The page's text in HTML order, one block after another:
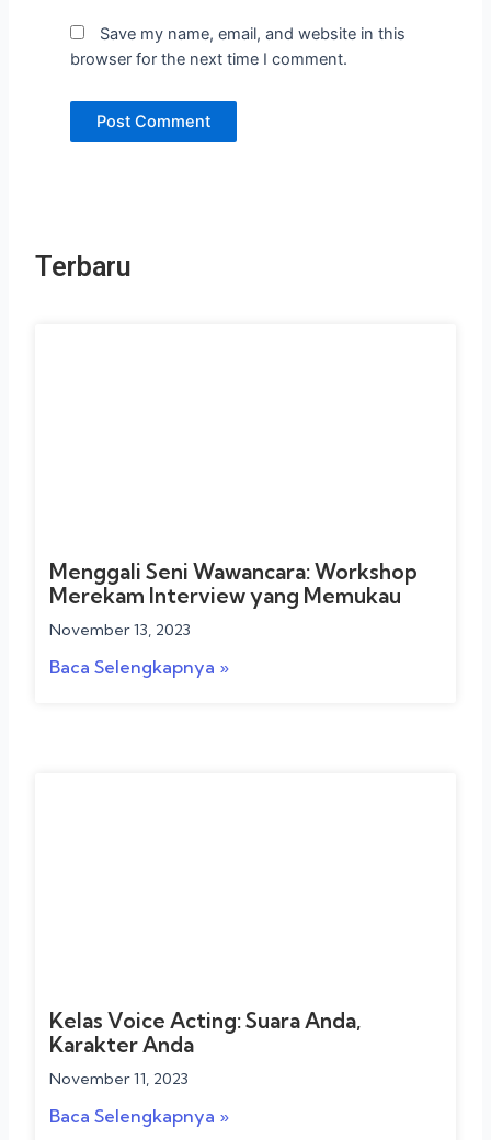
Save my name, email, and website in this
browser for the next time I comment.
Terbaru
Menggali Seni Wawancara: Workshop
Merekam Interview yang Memukau
November 13, 2023
Baca Selengkapnya »
Kelas Voice Acting: Suara Anda,
Karakter Anda
November 11, 2023
Baca Selengkapnya »